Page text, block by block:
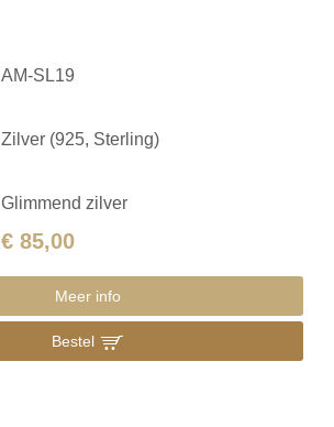
AM-SL19
Zilver (925, Sterling)
Glimmend zilver
€ 85,00
Meer info
Bestel